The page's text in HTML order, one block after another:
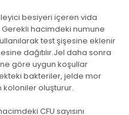
besiyeri içeren vida
hacimdeki numune
test şişesine eklenir
dağıtılır.Jel daha sonra
göre uygun koşullar
bakteriler, jelde mor
oluşturur.
CFU sayısını